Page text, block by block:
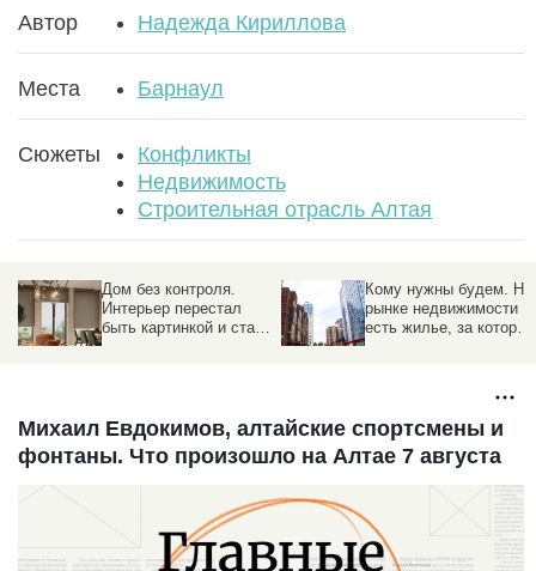
Автор Надежда Кириллова
Места Барнаул
Сюжеты
Конфликты
Недвижимость
Строительная отрасль Алтая
Дом без контроля.
Интерьер перестал
быть картинкой и стал
Кому нужны будем. На
рынке недвижимости
есть жилье, за
Михаил Евдокимов, алтайские спортсмены и
фонтаны. Что произошло на Алтае 7 августа